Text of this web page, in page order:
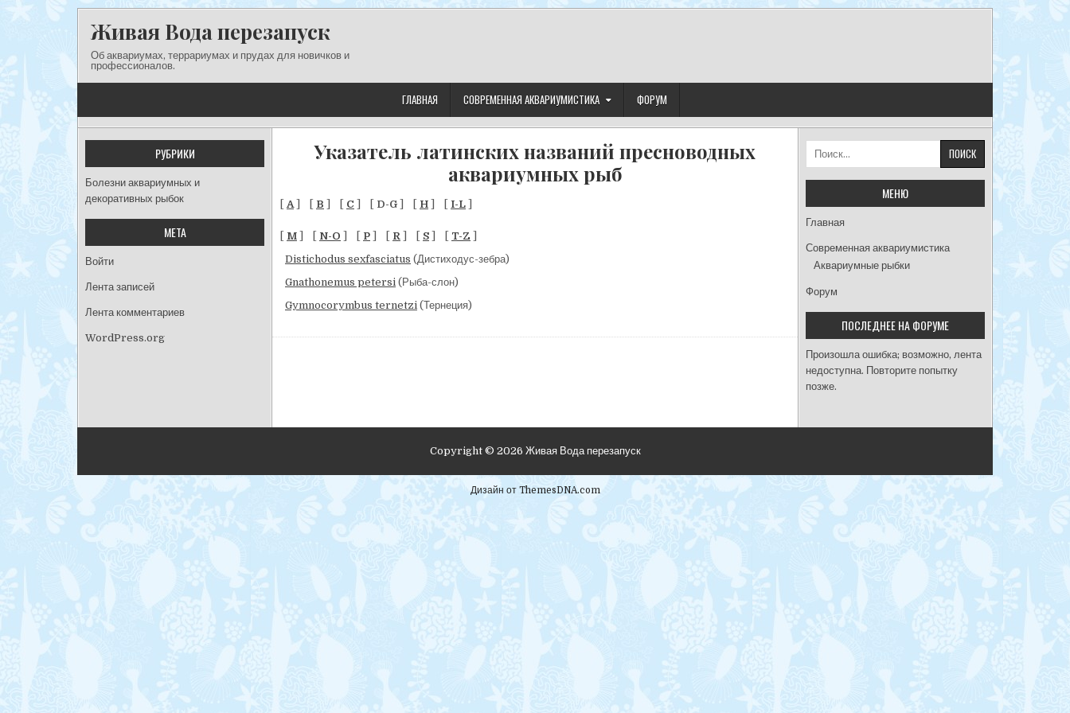
Перейти к содержимому
Живая Вода перезапуск
Об аквариумах, террариумах и прудах для новичков и
профессионалов.
ГЛАВНАЯ СОВРЕМЕННАЯ АКВАРИУМИСТИКА ФОРУМ
Указатель латинских названий пресноводных
аквариумных рыб
[A] [ B C D-G H I-L
M N-O P R S T-Z
Distichodus sexfasciatus (Дистиходус-зебра)
Gnathonemus petersi (Рыба-слон)
Gymnocorymbus ternetzi (Тернеция)
РУБРИКИ
Болезни аквариумных и
декоративных рыбок
МЕТА
Войти
Лента записей
Лента комментариев
WordPress.org
Найти:
МЕНЮ
Главная
Современная аквариумистика
Аквариумные рыбки
Форум
ПОСЛЕДНЕЕ НА ФОРУМЕ
Произошла ошибка; возможно, лента
недоступна. Повторите попытку
позже.
Copyright © 2026 Живая Вода перезапуск
Дизайн от ThemesDNA.com